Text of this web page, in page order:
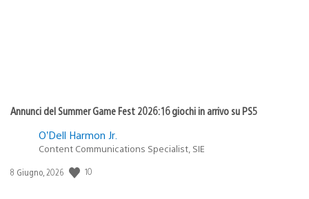
Annunci del Summer Game Fest 2026: 16 giochi in arrivo su PS5
O’Dell Harmon Jr.
Content Communications Specialist, SIE
Data
8 Giugno, 2026 10